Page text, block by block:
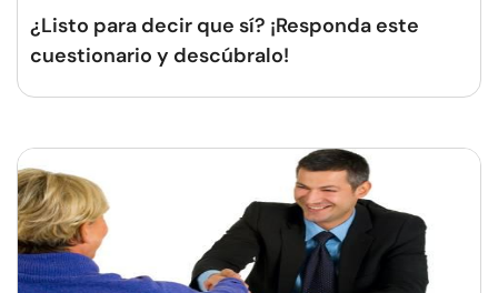
¿Listo para decir que sí? ¡Responda este
cuestionario y descúbralo!